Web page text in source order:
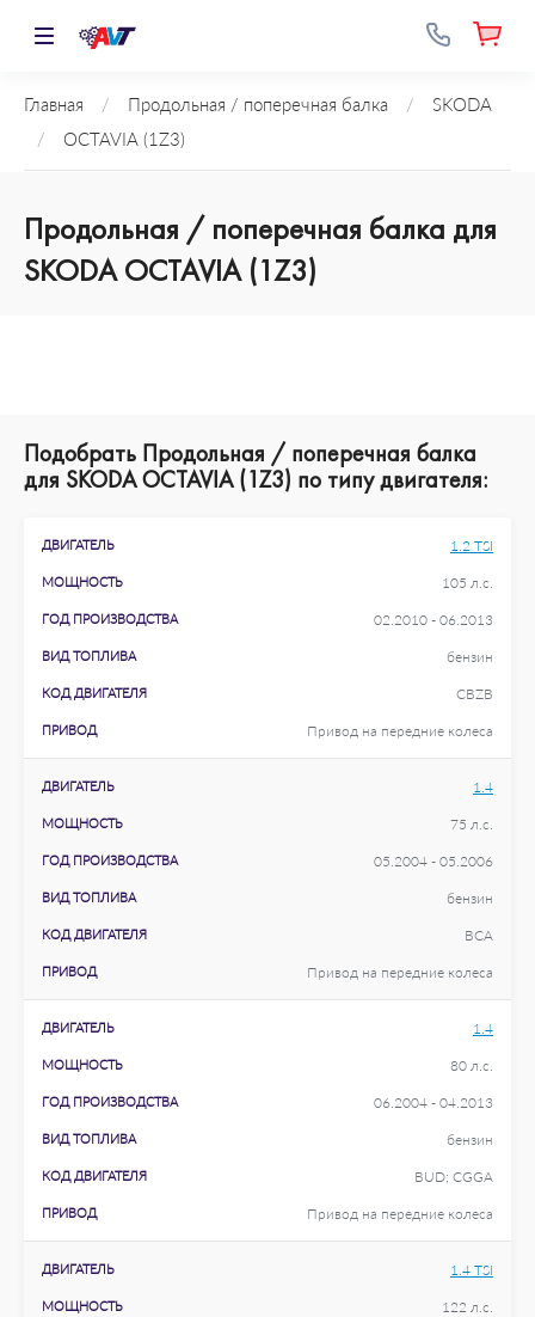
Главная / Продольная / поперечная балка /
SKODA
/
OCTAVIA (1Z3)
Продольная / поперечная балка для
SKODA OCTAVIA (1Z3)
Подобрать Продольная / поперечная балка
для SKODA OCTAVIA (1Z3) по типу двигателя:
ДВИГАТЕЛЬ 1.2 TSI
МОЩНОСТЬ 105 л.с.
ГОД ПРОИЗВОДСТВА 02.2010 - 06.2013
ВИД ТОПЛИВА бензин
КОД ДВИГАТЕЛЯ CBZB
ПРИВОД Привод на передние колеса
ДВИГАТЕЛЬ 1.4
МОЩНОСТЬ 75 л.с.
ГОД ПРОИЗВОДСТВА 05.2004 - 05.2006
ВИД ТОПЛИВА бензин
КОД ДВИГАТЕЛЯ BCA
ПРИВОД Привод на передние колеса
ДВИГАТЕЛЬ 1.4
МОЩНОСТЬ 80 л.с.
ГОД ПРОИЗВОДСТВА 06.2004 - 04.2013
ВИД ТОПЛИВА бензин
КОД ДВИГАТЕЛЯ BUD; CGGA
ПРИВОД Привод на передние колеса
ДВИГАТЕЛЬ 1.4 TSI
МОЩНОСТЬ 122 л.с.